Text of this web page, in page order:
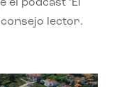
podcast ‘El
lector.